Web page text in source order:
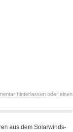
hinterlassen oder einen
aus dem Solarwinds-